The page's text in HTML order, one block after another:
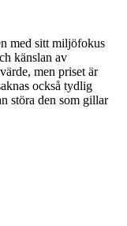
med sitt miljöfokus
känslan av
men priset är
också tydlig
störa den som gillar